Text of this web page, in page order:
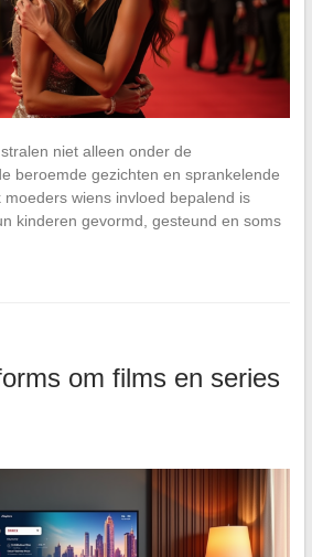
niet alleen onder de
beroemde gezichten en sprankelende
wiens invloed bepalend is
kinderen gevormd, gesteund en soms
om films en series